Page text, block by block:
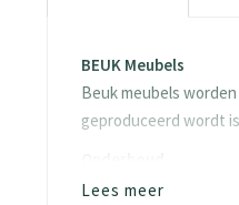
BEUK Meubels
Beuk meubels
geproduceerd wordt
Wat kan jij doen om je
Lees meer